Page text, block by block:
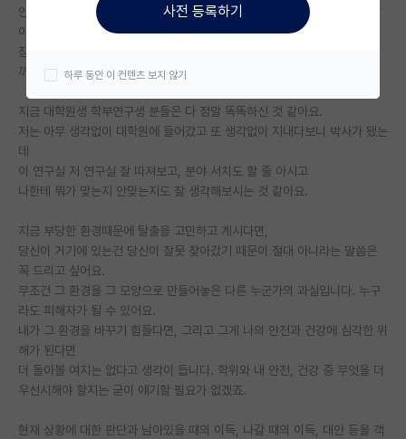
대학원생 모집 게시판
연구실(PI) 홍보 게시판
석박사 채용 정보 게시판
임용 정보 게시판
취업 게시판
임용 후기 게시판
PI 전용 게시판
인문사회 계열 게시판
특수/전문대학원 게시판
반도체/AI 게시판
안녕하세요, 게시판에 자퇴하고 싶어요 관두고 싶어요 하는 글들이 부쩍 많
이 보이네요.
잠도 안 오고(제가 있는 곳은 지금 밤 시간입니다.) 제 예전 생각이 나서 좀
끼적끼적하다가 눕겠습니다.
지금 대학원생 학부연구생 분들은 다 정말 똑똑하신 것 같아요.
저는 아무 생각없이 대학원에 들어갔고 또 생각없이 지내다보니 박사가 됐는
데
이 연구실 저 연구실 잘 따져보고, 분야 서치도 할 줄 아시고
나한테 뭐가 맞는지 안맞는지도 잘 생각해보시는 것 같아요.
지금 부당한 환경때문에 탈출을 고민하고 계시다면,
당신이 거기에 있는건 당신이 잘못 찾아갔기 때문이 절대 아니라는 말씀은
꼭 드리고 싶어요.
무조건 그 환경을 그 모양으로 만들어놓은 다른 누군가의 과실입니다. 누구
라도 피해자가 될 수 있어요.
내가 그 환경을 바꾸기 힘들다면, 그리고 그게 나의 안전과 건강에 심각한 위
해가 된다면
더 돌아볼 여지는 없다고 생각이 듭니다. 학위와 내 안전, 건강 중 무엇을 더
우선시해야 할지는 굳이 얘기할 필요가 없겠죠.
현재 상황에 대한 판단과 남아있을 때의 이득, 나갈 때의 이득, 대안 등을 객
사전 등록하기
하루 동안 이 컨텐츠 보지 않기